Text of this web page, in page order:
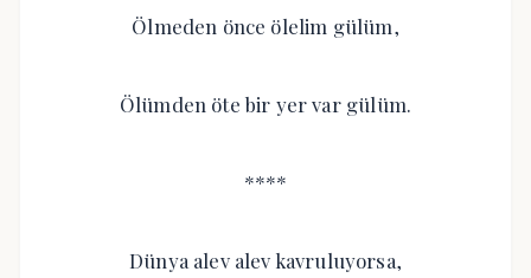
Ölmeden önce ölelim gülüm,
Ölümden öte bir yer var gülüm.
****
Dünya alev alev kavruluyorsa,